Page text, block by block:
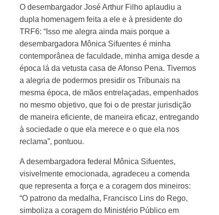
O desembargador José Arthur Filho aplaudiu a
dupla homenagem feita a ele e à presidente do
TRF6: “Isso me alegra ainda mais porque a
desembargadora Mônica Sifuentes é minha
contemporânea de faculdade, minha amiga desde a
época lá da vetusta casa de Afonso Pena. Tivemos
a alegria de podermos presidir os Tribunais na
mesma época, de mãos entrelaçadas, empenhados
no mesmo objetivo, que foi o de prestar jurisdição
de maneira eficiente, de maneira eficaz, entregando
à sociedade o que ela merece e o que ela nos
reclama”, pontuou.
A desembargadora federal Mônica Sifuentes,
visivelmente emocionada, agradeceu a comenda
que representa a força e a coragem dos mineiros:
“O patrono da medalha, Francisco Lins do Rego,
simboliza a coragem do Ministério Público em